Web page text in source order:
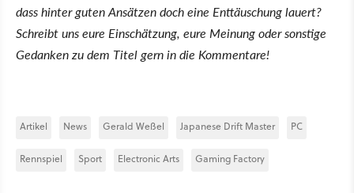
dass hinter guten Ansätzen doch eine Enttäuschung lauert?
Schreibt uns eure Einschätzung, eure Meinung oder sonstige
Gedanken zu dem Titel gern in die Kommentare!
Artikel News Gerald Weßel Japanese Drift Master PC
Rennspiel Sport Electronic Arts Gaming Factory